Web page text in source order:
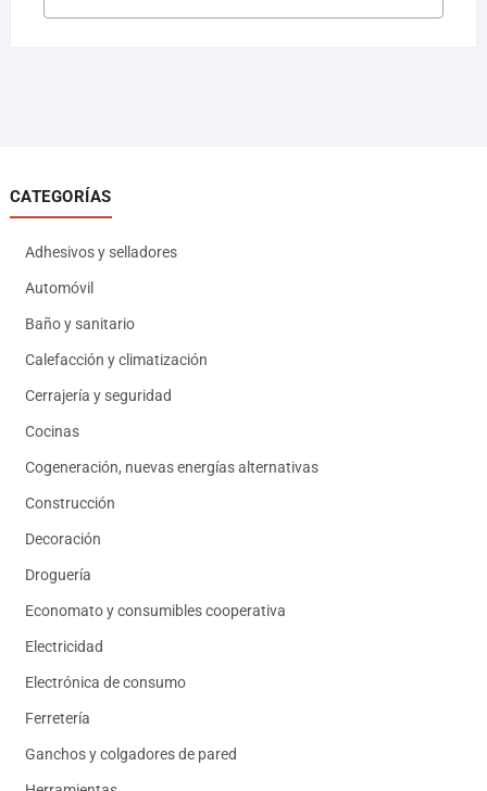
CATEGORÍAS
Adhesivos y selladores
Automóvil
Baño y sanitario
Calefacción y climatización
Cerrajería y seguridad
Cocinas
Cogeneración, nuevas energías alternativas
Construcción
Decoración
Droguería
Economato y consumibles cooperativa
Electricidad
Electrónica de consumo
Ferretería
Ganchos y colgadores de pared